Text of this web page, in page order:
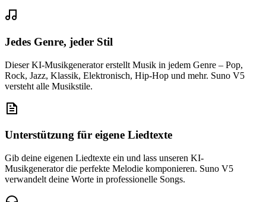
Jedes Genre, jeder Stil
Dieser KI-Musikgenerator erstellt Musik in jedem Genre – Pop,
Rock, Jazz, Klassik, Elektronisch, Hip-Hop und mehr. Suno V5
versteht alle Musikstile.
Unterstützung für eigene Liedtexte
Gib deine eigenen Liedtexte ein und lass unseren KI-
Musikgenerator die perfekte Melodie komponieren. Suno V5
verwandelt deine Worte in professionelle Songs.